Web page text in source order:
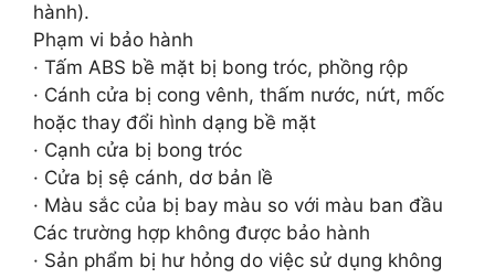
hành).
Phạm vi bảo hành
· Tấm ABS bề mặt bị bong tróc, phồng rộp
· Cánh cửa bị cong vênh, thấm nước, nứt, mốc
hoặc thay đổi hình dạng bề mặt
· Cạnh cửa bị bong tróc
· Cửa bị sệ cánh, dơ bản lề
· Màu sắc của bị bay màu so với màu ban đầu
Các trường hợp không được bảo hành
· Sản phẩm bị hư hỏng do việc sử dụng không